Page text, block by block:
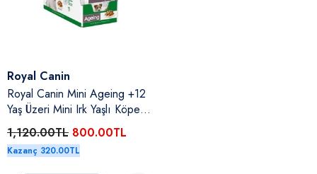
Satıcı:
Royal Canin
Royal Canin Mini Ageing +12
Yaş Üzeri Mini Irk Yaşlı Köpek
Yaş Maması 12X85 Gr
1,120.00TL 800.00TL
Kazanç 320.00TL